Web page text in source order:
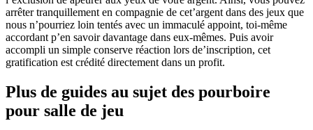
arrêter tranquillement en compagnie de cet’argent dans des jeux que
nous n’pourriez loin tentés avec un immaculé appoint, toi-même
accordant p’en savoir davantage dans eux-mêmes. Puis avoir
accompli un simple conserve réaction lors de’inscription, cet
gratification est crédité directement dans un profit.
Plus de guides au sujet des pourboire
pour salle de jeu